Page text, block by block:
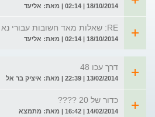
18/10/2014 | 02:14 | מאת: אליעד
RE: שאלות מאד חשובות עבורי נא להשיב בהקדם האפשרי
18/10/2014 | 02:14 | מאת: אליעד
דרך עכו 48
13/02/2014 | 22:39 | מאת: איציק בר אל
כדור של 20 ????
14/02/2014 | 16:42 | מאת: מתמצא